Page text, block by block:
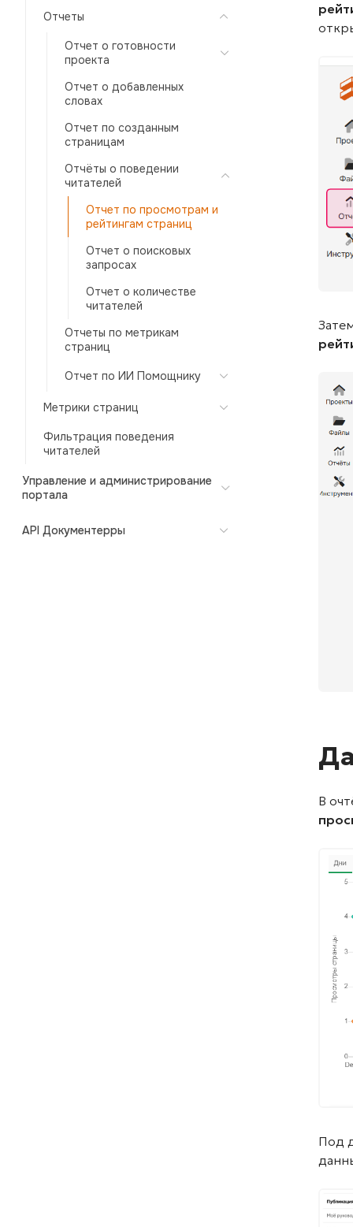
Отчеты
Отчет о готовности
проекта
Отчет о добавленных
словах
Отчет по созданным
страницам
Отчёты о поведении
читателей
Отчет по просмотрам и
рейтингам страниц
Отчет о поисковых
запросах
Отчет о количестве
читателей
Отчеты по метрикам
страниц
Отчет по ИИ Помощнику
Метрики страниц
Фильтрация поведения
читателей
Управление и администрирование
портала
API Документерры
В
Под